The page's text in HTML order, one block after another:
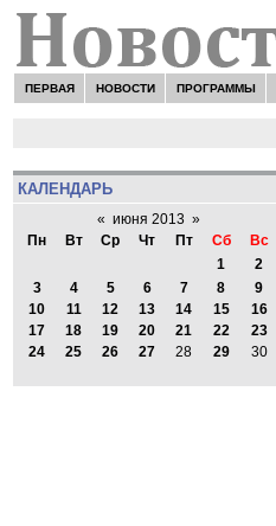
ПЕРВАЯ НОВОСТИ ПРОГРАММЫ
КАЛЕНДАРЬ
« июня 2013 »
Пн
Вт Ср Чт Пт Сб
Вс
1
2
3
4 5 6 7 8
9
10
11 12 13 14 15
16
17
18 19 20 21 22
23
24
25 26 27 28 29 30